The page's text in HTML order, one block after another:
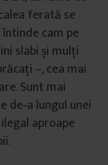
ferată se
cam pe
slabi și mulți
–, cea mai
Sunt mai
de‑a lungul unei
aproape